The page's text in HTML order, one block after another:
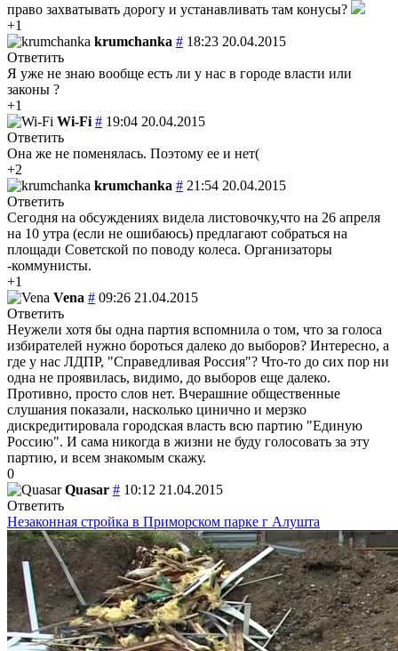
право захватывать дорогу и устанавливать там конусы?
+1
krumchanka # 18:23 20.04.2015
Ответить
Я уже не знаю вообще есть ли у нас в городе власти или
законы ?
+1
Wi-Fi # 19:04 20.04.2015
Ответить
Она же не поменялась. Поэтому ее и нет(
+2
krumchanka # 21:54 20.04.2015
Ответить
Сегодня на обсуждениях видела листовочку,что на 26 апреля
на 10 утра (если не ошибаюсь) предлагают собраться на
площади Советской по поводу колеса. Организаторы
-коммунисты.
+1
Vena # 09:26 21.04.2015
Ответить
Неужели хотя бы одна партия вспомнила о том, что за голоса
избирателей нужно бороться далеко до выборов? Интересно, а
где у нас ЛДПР, "Справедливая Россия"? Что-то до сих пор ни
одна не проявилась, видимо, до выборов еще далеко.
Противно, просто слов нет. Вчерашние общественные
слушания показали, насколько цинично и мерзко
дискредитировала городская власть всю партию "Единую
Россию". И сама никогда в жизни не буду голосовать за эту
партию, и всем знакомым скажу.
0
Quasar # 10:12 21.04.2015
Ответить
Незаконная стройка в Приморском парке г Алушта